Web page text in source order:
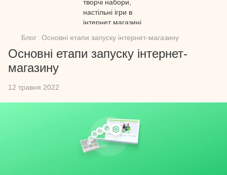
Блог Основні етапи запуску інтернет-магазину
Основні етапи запуску інтернет-
магазину
12 травня 2022